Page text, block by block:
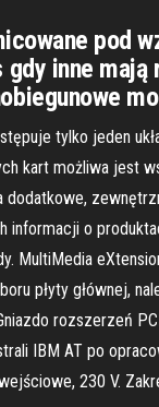
pod
inne
tylko jeden
kart możliwa jest
o
MultiMedia
płyty głównej,
rozszerzeń
IBM AT po
230 V.